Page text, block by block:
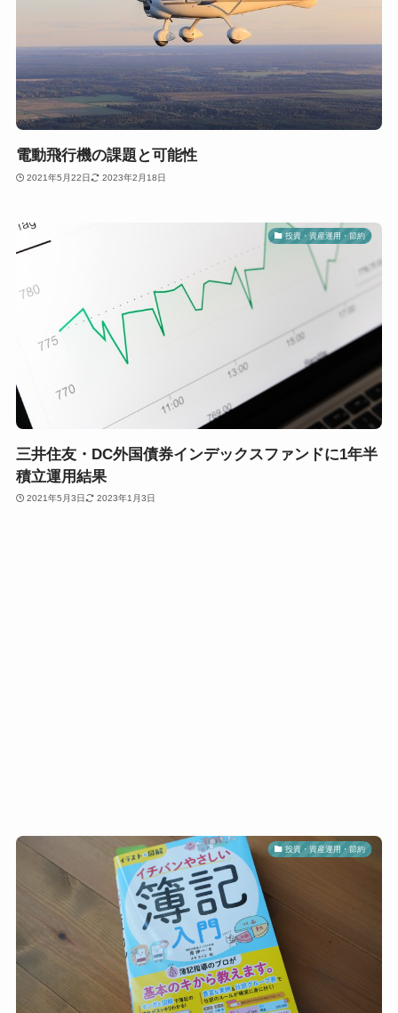
電動飛行機の課題と可能性
2021年5月22日 2023年2月18日
投資・資産運用・節約
三井住友・DC外国債券インデックスファンドに1年半
積立運用結果
2021年5月3日 2023年1月3日
投資・資産運用・節約